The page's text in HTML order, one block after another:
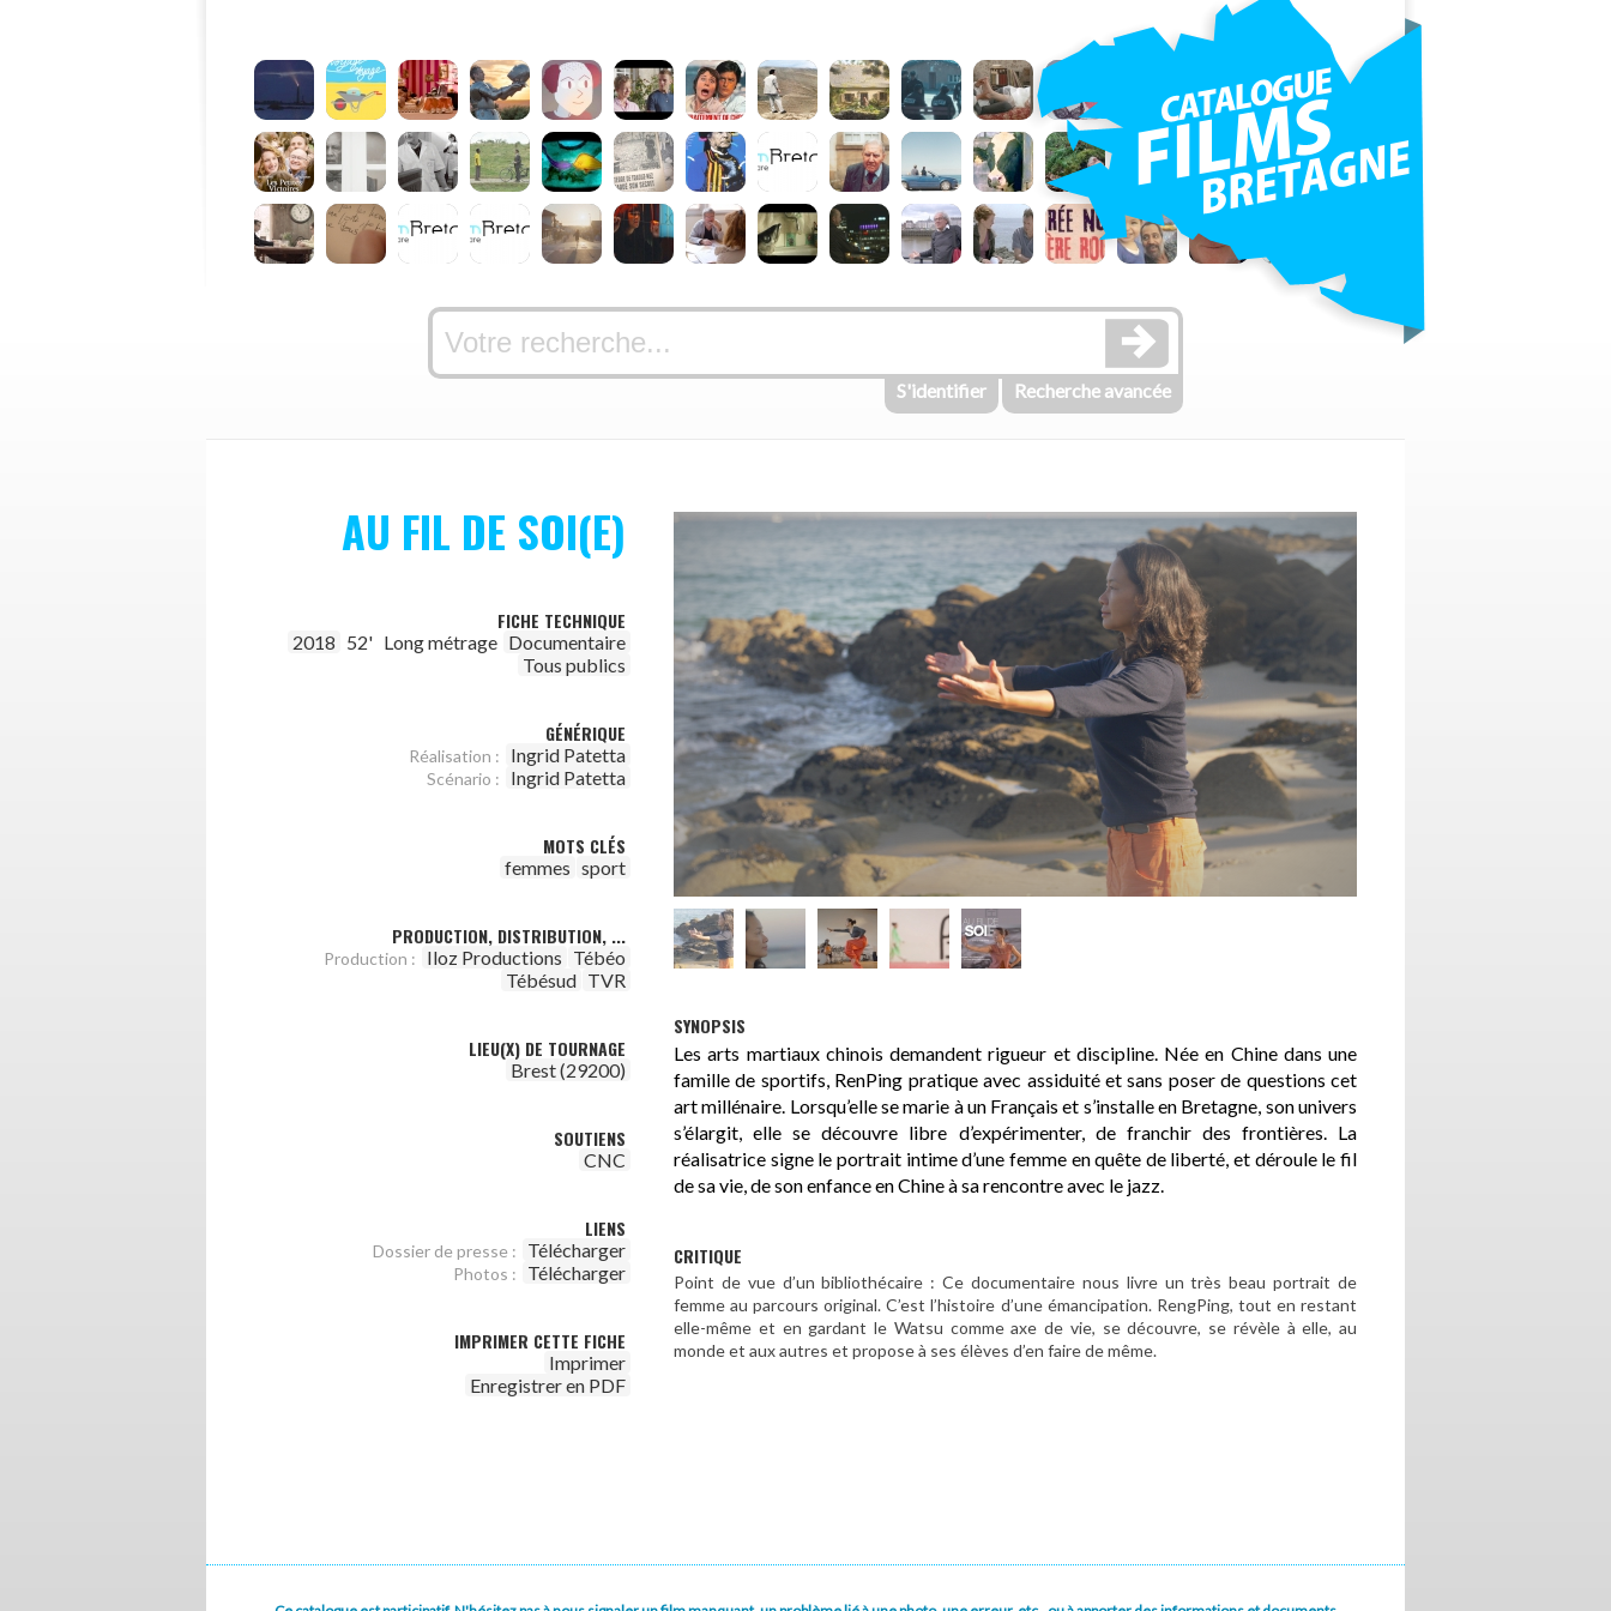
S'identifier Recherche avancée
AU FIL DE SOI(E)
FICHE TECHNIQUE
2018 52' Long métrage Documentaire
Tous publics
GÉNÉRIQUE
Réalisation : Ingrid Patetta
Scénario : Ingrid Patetta
MOTS CLÉS
femmes sport
PRODUCTION, DISTRIBUTION, ...
Production : Iloz Productions Tébéo
Tébésud TVR
LIEU(X) DE TOURNAGE
Brest (29200)
SOUTIENS
CNC
LIENS
Dossier de presse : Télécharger
Photos : Télécharger
IMPRIMER CETTE FICHE
Imprimer
Enregistrer en PDF
SYNOPSIS
Les arts martiaux chinois demandent rigueur et discipline. Née en Chine dans une
famille de sportifs, RenPing pratique avec assiduité et sans poser de questions cet
art millénaire. Lorsqu’elle se marie à un Français et s’installe en Bretagne, son univers
s’élargit, elle se découvre libre d’expérimenter, de franchir des frontières. La
réalisatrice signe le portrait intime d’une femme en quête de liberté, et déroule le fil
de sa vie, de son enfance en Chine à sa rencontre avec le jazz.
CRITIQUE
Point de vue d’un bibliothécaire : Ce documentaire nous livre un très beau portrait de
femme au parcours original. C’est l’histoire d’une émancipation. RengPing, tout en restant
elle-même et en gardant le Watsu comme axe de vie, se découvre, se révèle à elle, au
monde et aux autres et propose à ses élèves d’en faire de même.